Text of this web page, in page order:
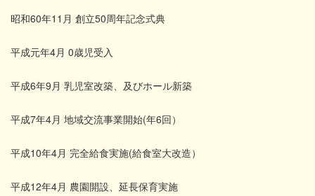
昭和60年11月 創立50周年記念式典
平成元年4月 0歳児受入
平成6年9月 乳児室改築、及びホール新築
平成7年4月 地域交流事業開始(年6回）
平成10年4月 完全給食実施(給食室大改造）
平成12年4月 農園開設、延長保育実施